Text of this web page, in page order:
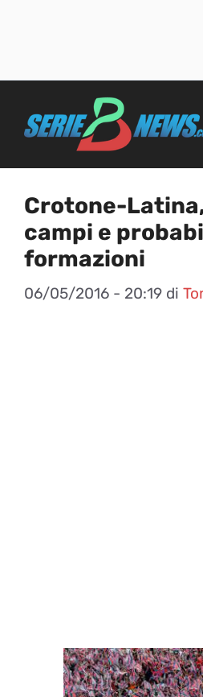
Crotone-
campi e
formazioni
06/05/2016 - 20:19 di